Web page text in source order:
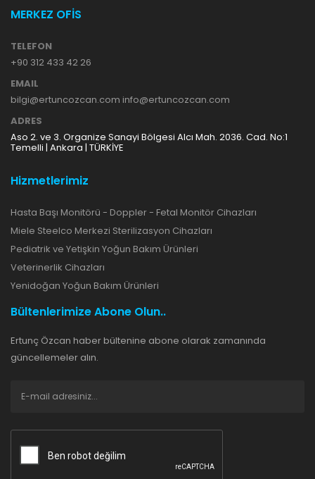
MERKEZ OFİS
TELEFON
+90 312 433 42 26
EMAIL
bilgi@ertuncozcan.com info@ertuncozcan.com
ADRES
Aso 2. ve 3. Organize Sanayi Bölgesi Alcı Mah. 2036. Cad. No:1
Temelli | Ankara | TÜRKİYE
Hizmetlerimiz
Hasta Başı Monitörü - Doppler - Fetal Monitör Cihazları
Miele Steelco Merkezi Sterilizasyon Cihazları
Pediatrik ve Yetişkin Yoğun Bakım Ürünleri
Veterinerlik Cihazları
Yenidoğan Yoğun Bakım Ürünleri
Bültenlerimize Abone Olun..
Ertunç Özcan haber bültenine abone olarak zamanında
güncellemeler alın.